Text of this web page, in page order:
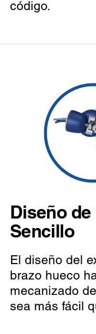
código.
Diseño
Sencillo
El diseño del
brazo hueco
mecanizado
sea más fácil